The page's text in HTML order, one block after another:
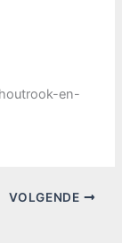
en-
VOLGENDE